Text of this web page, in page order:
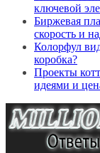
ключевой
Биржевая
скорость и
Колорфул
коробка?
Проекты
идеями и